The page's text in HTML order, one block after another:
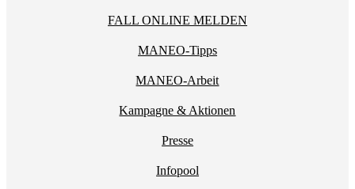
FALL ONLINE MELDEN
MANEO-Tipps
MANEO-Arbeit
Kampagne & Aktionen
Presse
Infopool